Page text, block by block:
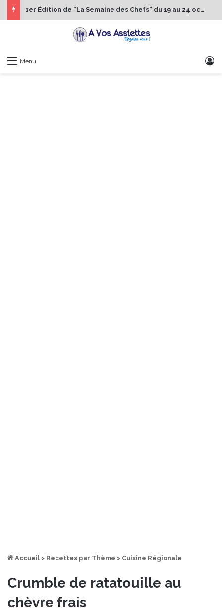
1er Édition de “La Semaine des Chefs” du 19 au 24 octobre 2026
Menu
Accueil > Recettes par Thème > Cuisine Régionale
Crumble de ratatouille au
chèvre frais